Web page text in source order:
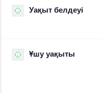
Уақыт белдеуі
Ұшу уақыты